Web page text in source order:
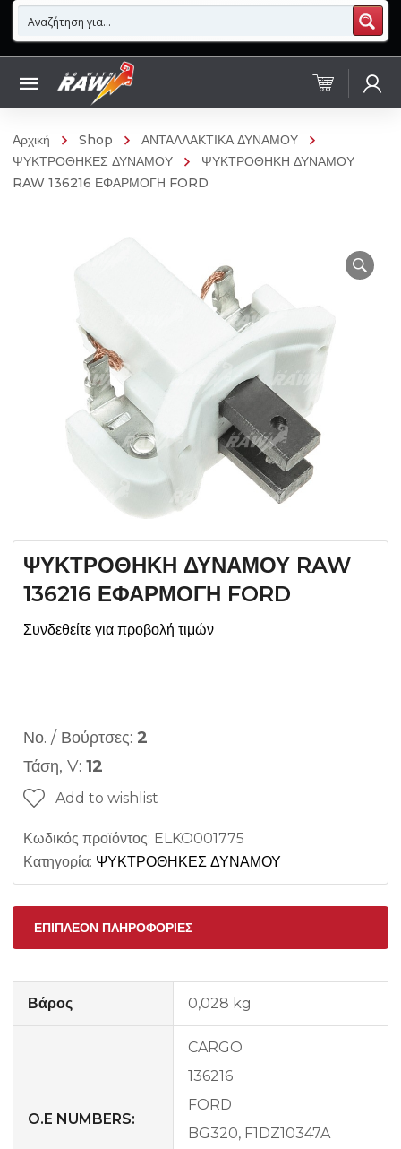
Αρχική Shop
ΑΝΤΑΛΛΑΚΤΙΚΑ ΔΥΝΑΜΟΥ
ΨΥΚΤΡΟΘΗΚΕΣ ΔΥΝΑΜΟΥ
ΨΥΚΤΡΟΘΗΚΗ ΔΥΝΑΜΟΥ
RAW 136216 ΕΦΑΡΜΟΓΗ FORD
ΨΥΚΤΡΟΘΗΚΗ ΔΥΝΑΜΟΥ RAW
136216 ΕΦΑΡΜΟΓΗ FORD
Συνδεθείτε για προβολή τιμών
Νο. / Βούρτσες: 2
Τάση, V: 12
Add to wishlist
Κωδικός προϊόντος: ELKO001775
Κατηγορία: ΨΥΚΤΡΟΘΗΚΕΣ ΔΥΝΑΜΟΥ
ΕΠΙΠΛΈΟΝ ΠΛΗΡΟΦΟΡΊΕΣ
Βάρος 0,028 kg
O.E NUMBERS:
CARGO
136216
FORD
BG320, F1DZ10347A